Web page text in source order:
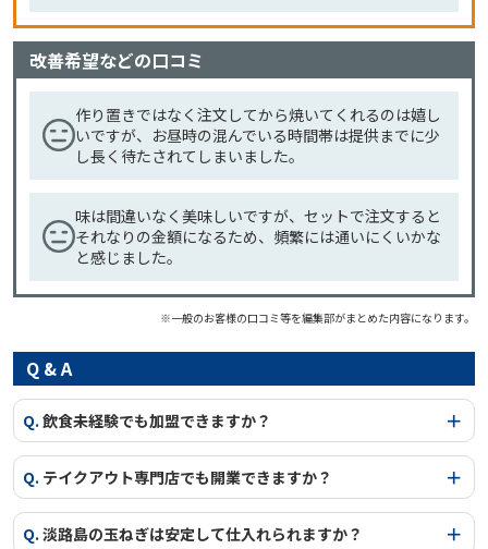
改善希望などの口コミ
作り置きではなく注文してから焼いてくれるのは嬉し
いですが、お昼時の混んでいる時間帯は提供までに少
し長く待たされてしまいました。
味は間違いなく美味しいですが、セットで注文すると
それなりの金額になるため、頻繁には通いにくいかな
と感じました。
※一般のお客様の口コミ等を編集部がまとめた内容になります。
Q & A
Q. 飲食未経験でも加盟できますか？
Q. テイクアウト専門店でも開業できますか？
Q. 淡路島の玉ねぎは安定して仕入れられますか？